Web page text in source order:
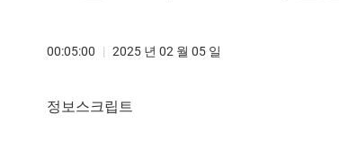
00:05:00 | 2025 년 02 월 05 일